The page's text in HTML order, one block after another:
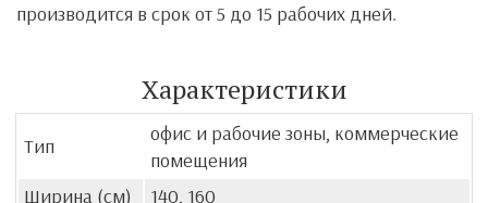
производится в срок от 5 до 15 рабочих дней.
Характеристики
Тип
офис и рабочие зоны, коммерческие
помещения
Ширина (см)
140, 160